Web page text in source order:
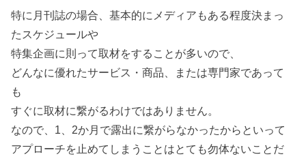
特に月刊誌の場合、基本的にメディアもある程度決まっ
たスケジュールや
特集企画に則って取材をすることが多いので、
どんなに優れたサービス・商品、または専門家であって
も
すぐに取材に繋がるわけではありません。
なので、1、2か月で露出に繋がらなかったからといって
アプローチを止めてしまうことはとても勿体ないことだ